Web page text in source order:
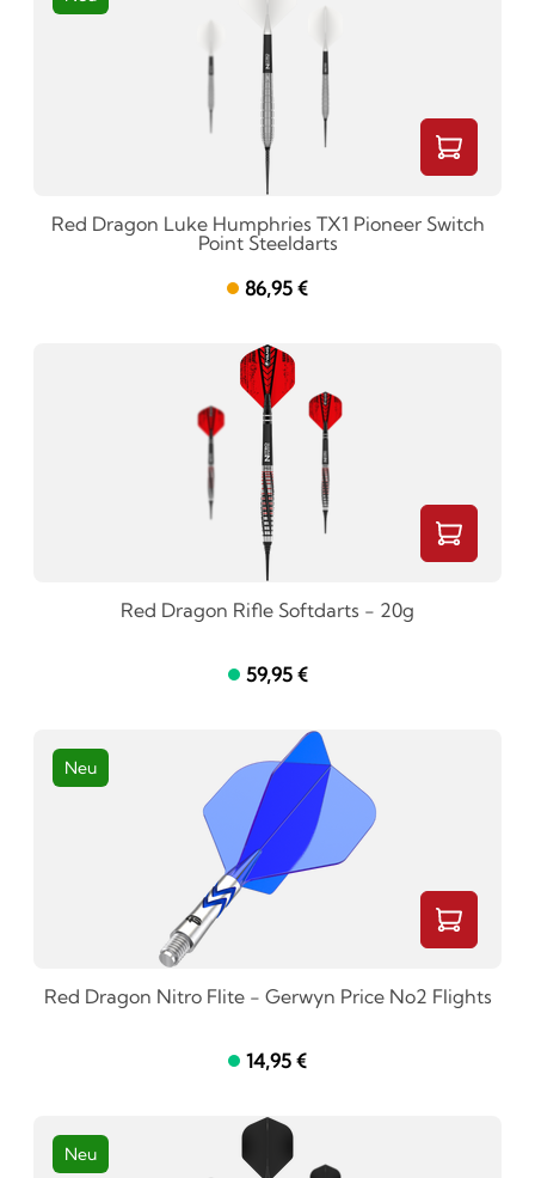
Red Dragon Luke Humphries TX1 Pioneer Switch
Point Steeldarts
86,95 €
Red Dragon Rifle Softdarts - 20g
59,95 €
Neu
Red Dragon Nitro Flite - Gerwyn Price No2 Flights
14,95 €
Neu